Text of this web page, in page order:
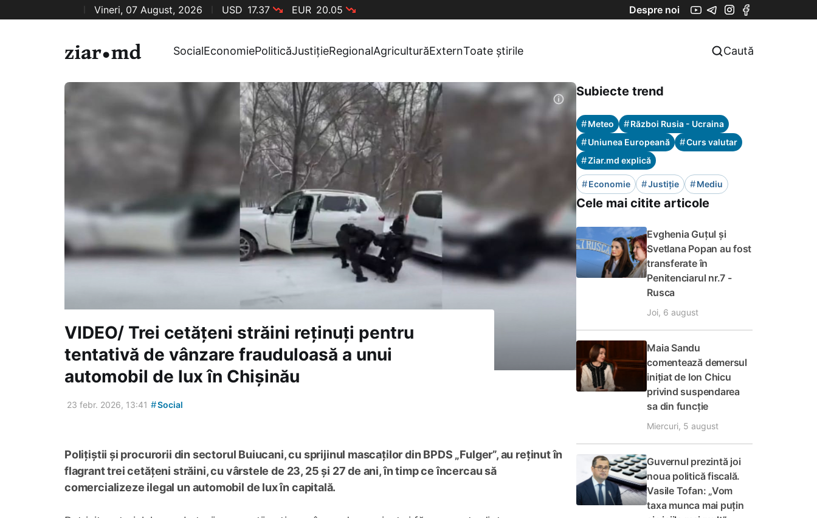
Vineri, 07 August, 2026 USD 17.37 EUR 20.05 Despre noi
SocialEconomiePoliticăJustițieRegionalAgriculturăExternToate știrile Caută
VIDEO/ Trei cetățeni străini reținuți pentru
tentativă de vânzare frauduloasă a unui
automobil de lux în Chișinău
23 febr. 2026, 13:41 #Social
Polițiștii și procurorii din sectorul Buiucani, cu sprijinul mascaților din BPDS „Fulger”, au reținut în
flagrant trei cetățeni străini, cu vârstele de 23, 25 și 27 de ani, în timp ce încercau să
comercializeze ilegal un automobil de lux în capitală.
Subiecte trend
#Meteo #Război Rusia - Ucraina
#Uniunea Europeană #Curs valutar
#Ziar.md explică
#Economie #Justiție #Mediu
Cele mai citite articole
Evghenia Guțul și
Svetlana Popan au fost
transferate în
Penitenciarul nr.7 -
Rusca
Joi, 6 august
Maia Sandu
comentează demersul
inițiat de Ion Chicu
privind suspendarea
sa din funcție
Miercuri, 5 august
Guvernul prezintă joi
noua politică fiscală.
Vasile Tofan: „Vom
taxa munca mai puțin